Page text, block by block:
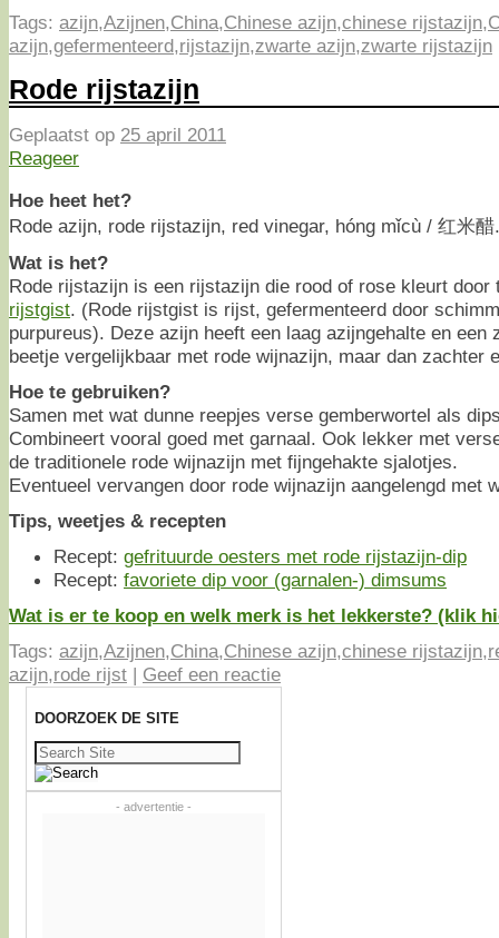
Tags: azijn,Azijnen,China,Chinese azijn,chinese rijstazijn,
azijn,gefermenteerd,rijstazijn,zwarte azijn,zwarte rijstazijn
Rode rijstazijn
Geplaatst op 25 april 2011
Reageer
Hoe heet het?
Rode azijn, rode rijstazijn, red vinegar, hóng mǐcù / 红米醋.
Wat is het?
Rode rijstazijn is een rijstazijn die rood of rose kleurt
rijstgist. (Rode rijstgist is rijst, gefermenteerd door
purpureus). Deze azijn heeft een laag azijngehalte en een
beetje vergelijkbaar met rode wijnazijn, maar dan zachter
Hoe te gebruiken?
Samen met wat dunne reepjes verse gemberwortel als
Combineert vooral goed met garnaal. Ook lekker met
de traditionele rode wijnazijn met fijngehakte sjalotjes.
Eventueel vervangen door rode wijnazijn aangelengd met
Tips, weetjes & recepten
Recept: gefrituurde oesters met rode rijstazijn-dip
Recept: favoriete dip voor (garnalen-) dimsums
Wat is er te koop en welk merk is het lekkerste? (klik
Tags: azijn,Azijnen,China,Chinese azijn,chinese rijstazijn,
azijn,rode rijst | Geef een reactie
DOORZOEK DE SITE
Zoeken
naar:
- advertentie -